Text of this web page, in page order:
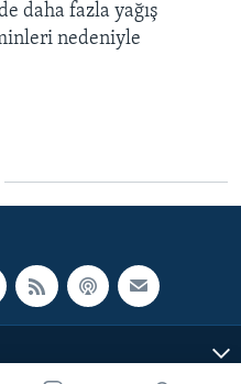
daha fazla yağış
nedeniyle